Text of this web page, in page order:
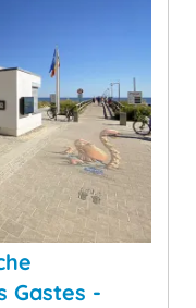
Gastes -